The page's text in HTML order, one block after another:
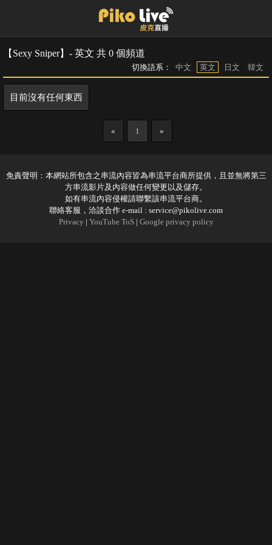
【Sexy Sniper】- 英文 共 0 個頻道
切換語系： 中文 英文 日文 韓文
目前沒有任何東西
« 1 »
免責聲明：本網站所包含之串流內容皆為串流平台商所提供，且並無將第三
方串流影片及內容做任何變更以及儲存。
如有串流內容侵權請聯繫該串流平台商。
聯絡客服，洽談合作 e-mail : service@pikolive.com
Privacy | YouTube ToS| Google privacy policy